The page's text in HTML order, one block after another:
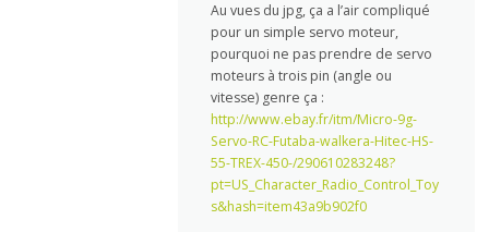
Au vues du jpg, ça a l’air compliqué
pour un simple servo moteur,
pourquoi ne pas prendre de servo
moteurs à trois pin (angle ou
vitesse) genre ça :
http://www.ebay.fr/itm/Micro-9g-
Servo-RC-Futaba-walkera-Hitec-HS-
55-TREX-450-/290610283248?
pt=US_Character_Radio_Control_Toy
s&hash=item43a9b902f0